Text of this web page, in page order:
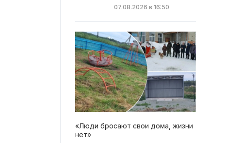
07.08.2026 в 16:50
«Люди бросают свои дома, жизни
нет»